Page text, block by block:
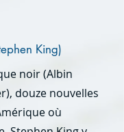
King)
noir (Albin
douze nouvelles
où